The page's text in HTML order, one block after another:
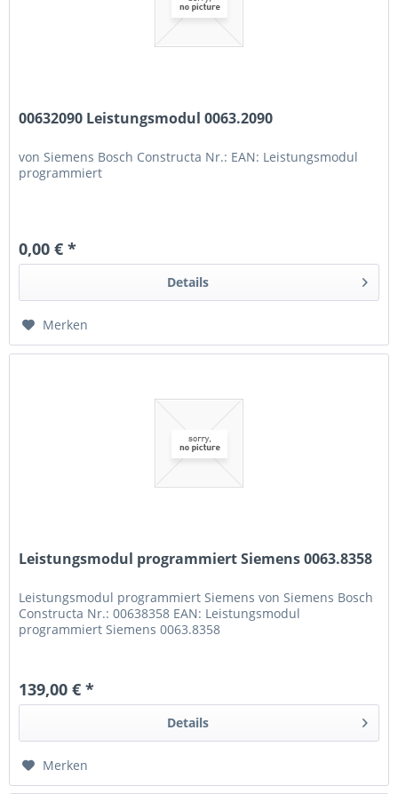
00632090 Leistungsmodul 0063.2090
von Siemens Bosch Constructa Nr.: EAN: Leistungsmodul
programmiert
0,00 € *
Details
Merken
Leistungsmodul programmiert Siemens 0063.8358
Leistungsmodul programmiert Siemens von Siemens Bosch
Constructa Nr.: 00638358 EAN: Leistungsmodul
programmiert Siemens 0063.8358
139,00 € *
Details
Merken